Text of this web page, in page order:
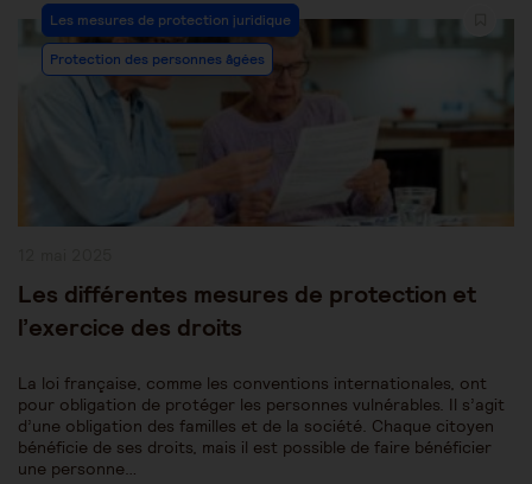
Post
Category:
Les mesures de protection juridique
Protection des personnes âgées
Les différentes mesures de protection et
l’exercice des droits
La loi française, comme les conventions internationales, ont
pour obligation de protéger les personnes vulnérables. Il s’agit
d’une obligation des familles et de la société. Chaque citoyen
bénéficie de ses droits, mais il est possible de faire bénéficier
une personne…